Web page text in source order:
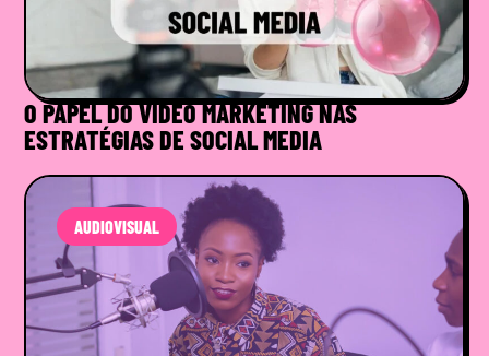
O PAPEL DO VÍDEO MARKETING NAS
ESTRATÉGIAS DE SOCIAL MEDIA
AUDIOVISUAL